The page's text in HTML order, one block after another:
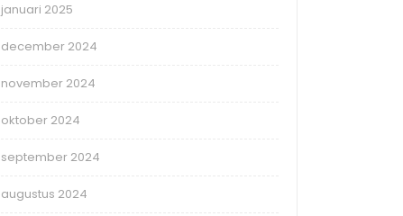
januari 2025
december 2024
november 2024
oktober 2024
september 2024
augustus 2024